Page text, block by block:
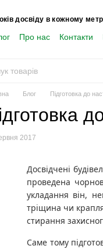
досвіду в кожному
Про нас Контакти
Блог Підготовка до
2017
Досвідчені
проведена
укладання він,
тріщина чи
стирання
Саме тому